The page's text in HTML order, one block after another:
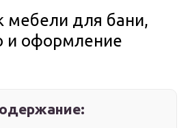
мебели для бани,
и оформление